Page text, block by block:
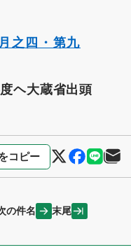
之四・第九
ヘ大蔵省出頭
コピー
の件名 末尾